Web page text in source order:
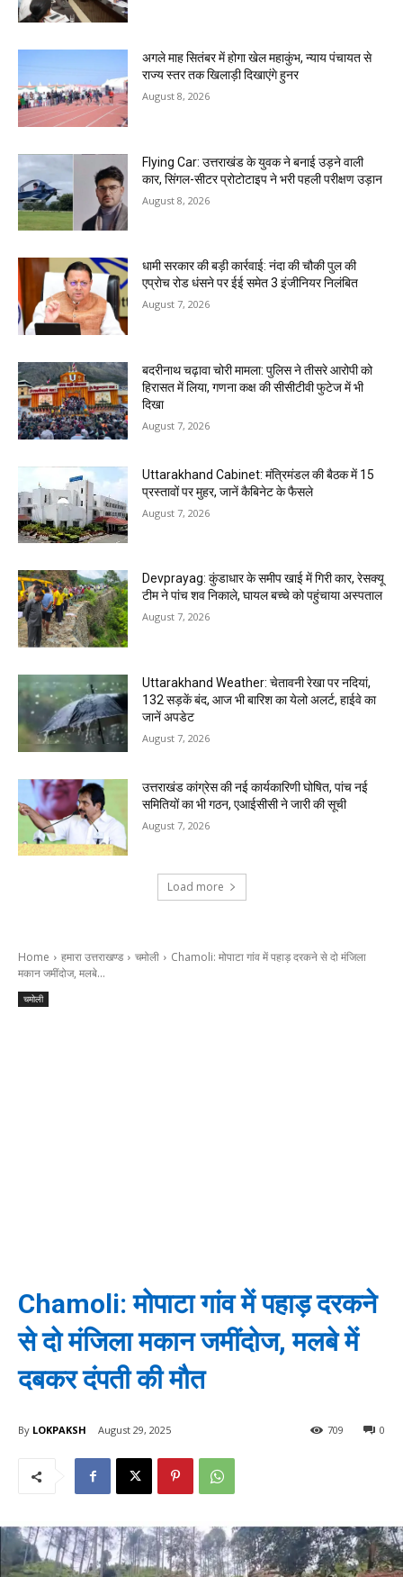
अगले माह सितंबर में होगा खेल महाकुंभ, न्याय पंचायत से
राज्य स्तर तक खिलाड़ी दिखाएंगे हुनर
August 8, 2026
Flying Car: उत्तराखंड के युवक ने बनाई उड़ने वाली
कार, सिंगल-सीटर प्रोटोटाइप ने भरी पहली परीक्षण उड़ान
August 8, 2026
धामी सरकार की बड़ी कार्रवाई: नंदा की चौकी पुल की
एप्राेच रोड धंसने पर ईई समेत 3 इंजीनियर निलंबित
August 7, 2026
बदरीनाथ चढ़ावा चोरी मामला: पुलिस ने तीसरे आरोपी को
हिरासत में लिया, गणना कक्ष की सीसीटीवी फुटेज में भी
दिखा
August 7, 2026
Uttarakhand Cabinet: मंत्रिमंडल की बैठक में 15
प्रस्तावों पर मुहर, जानें कैबिनेट के फैसले
August 7, 2026
Devprayag: कुंडाधार के समीप खाई में गिरी कार, रेसक्यू
टीम ने पांच शव निकाले, घायल बच्चे को पहुंचाया अस्पताल
August 7, 2026
Uttarakhand Weather: चेतावनी रेखा पर नदियां,
132 सड़कें बंद, आज भी बारिश का येलो अलर्ट, हाईवे का
जानें अपडेट
August 7, 2026
उत्तराखंड कांग्रेस की नई कार्यकारिणी घोषित, पांच नई
समितियों का भी गठन, एआईसीसी ने जारी की सूची
August 7, 2026
Load more